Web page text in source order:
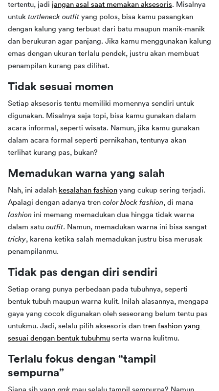
tertentu, jadi jangan asal saat memakan aksesoris. Misalnya
untuk turtleneck outfit yang polos, bisa kamu pasangkan
dengan kalung yang terbuat dari batu maupun manik-manik
dan berukuran agar panjang. Jika kamu menggunakan kalung
emas dengan ukuran terlalu pendek, justru akan membuat
penampilan kurang pas dilihat.
Tidak sesuai momen
Setiap aksesoris tentu memiliki momennya sendiri untuk
digunakan. Misalnya saja topi, bisa kamu gunakan dalam
acara informal, seperti wisata. Namun, jika kamu gunakan
dalam acara formal seperti pernikahan, tentunya akan
terlihat kurang pas, bukan?
Memadukan warna yang salah
Nah, ini adalah kesalahan fashion yang cukup sering terjadi.
Apalagi dengan adanya tren color block fashion
fashion ini memang memadukan dua hingga tidak warna
dalam satu outfit
tricky, karena ketika salah memadukan justru bisa merusak
penampilanmu.
Tidak pas dengan diri sendiri
Setiap orang punya perbedaan pada tubuhnya, seperti
bentuk tubuh maupun warna kulit. Inilah alasannya, mengapa
gaya yang cocok digunakan oleh seseorang belum tentu pas
untukmu. Jadi, selalu pilih aksesoris dan tren fashion yang
sesuai dengan bentuk tubuhmu serta warna kulitmu.
Terlalu fokus dengan “tampil
sempurna”
Siapa sih yang gak mau selalu tampil sempurna? Namun,